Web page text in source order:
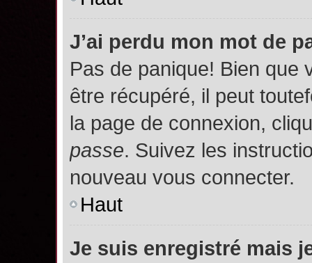
J’ai perdu mon mot de
Pas de panique! Bien que
être récupéré, il peut
la page de connexion,
passe. Suivez les
nouveau vous connecter.
Haut
Je suis enregistré mais